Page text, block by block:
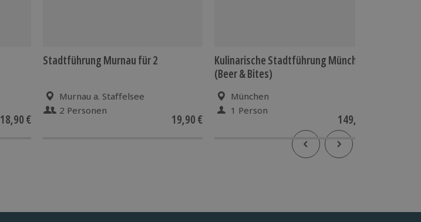
18,90 €
Stadtführung Murnau für 2
Murnau a. Staffelsee
2 Personen
19,90 €
Kulinarische Stadtführung München
(Beer & Bites)
München
1 Person
149,90 €